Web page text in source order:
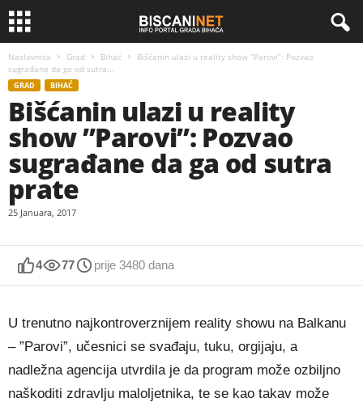
Naslovnica Grad Bihać
Bišćanin ulazi u reality show ”Parovi”: Pozvao
sugrađane da ga od sutra...
GRAD BIHAĆ
Bišćanin ulazi u reality
show ”Parovi”: Pozvao
sugrađane da ga od sutra
prate
25 Januara, 2017
4 77 prije 3480 dana
U trenutno najkontroverznijem reality showu na Balkanu
– ”Parovi”, učesnici se svađaju, tuku, orgijaju, a
nadležna agencija utvrdila je da program može ozbiljno
naškoditi zdravlju maloljetnika, te se kao takav može